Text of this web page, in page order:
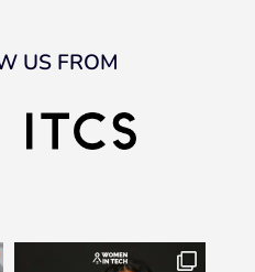
US FROM